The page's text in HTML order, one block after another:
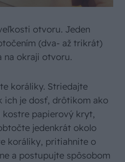
otvoru. Jeden
(dva- až trikrát)
na okraji otvoru.
koráliky. Striedajte
ich je dosť, drôtikom ako
papierový kryt,
jedenkrát okolo
koráliky, pritiahnite o
a postupujte spôsobom